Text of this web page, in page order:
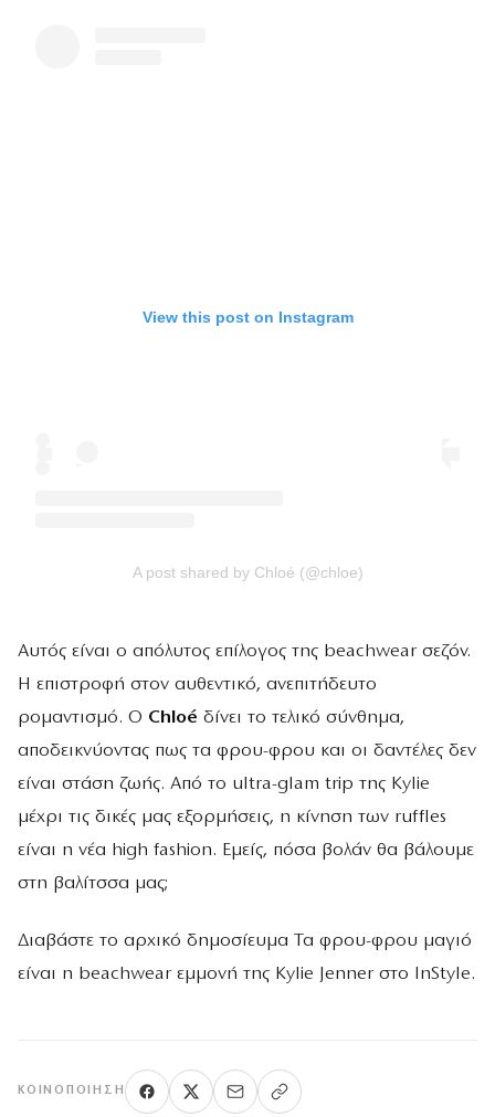
View this post on Instagram
A post shared by Chloé (@chloe)
Αυτός είναι ο απόλυτος επίλογος της beachwear σεζόν.
Η επιστροφή στον αυθεντικό, ανεπιτήδευτο
ρομαντισμό. Ο Chloé δίνει το τελικό σύνθημα,
αποδεικνύοντας πως τα φρου-φρου και οι δαντέλες δεν
είναι στάση ζωής. Από το ultra-glam trip της Kylie
μέχρι τις δικές μας εξορμήσεις, η κίνηση των ruffles
είναι η νέα high fashion. Εμείς, πόσα βολάν θα βάλουμε
στη βαλίτσσα μας;
Διαβάστε το αρχικό δημοσίευμα Τα φρου-φρου μαγιό
είναι η beachwear εμμονή της Κylie Jenner στο InStyle.
ΚΟΙΝΟΠΟΊΗΣΗ